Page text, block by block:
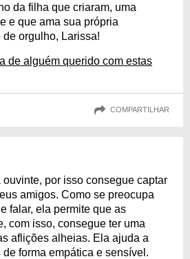
da filha que criaram, uma
e que ama sua própria
orgulho, Larissa!
de alguém querido com estas
COMPARTILHAR
ouvinte, por isso consegue captar
amigos. Como se preocupa
falar, ela permite que as
com isso, consegue ter uma
aflições alheias. Ela ajuda a
forma empática e sensível.